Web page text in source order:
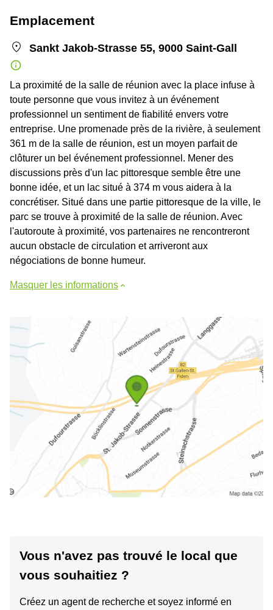
Emplacement
Sankt Jakob-Strasse 55, 9000 Saint-Gall
La proximité de la salle de réunion avec la place infuse à
toute personne que vous invitez à un événement
professionnel un sentiment de fiabilité envers votre
entreprise. Une promenade près de la rivière, à seulement
361 m de la salle de réunion, est un moyen parfait de
clôturer un bel événement professionnel. Mener des
discussions près d'un lac pittoresque semble être une
bonne idée, et un lac situé à 374 m vous aidera à la
concrétiser. Situé dans une partie pittoresque de la ville, le
parc se trouve à proximité de la salle de réunion. Avec
l'autoroute à proximité, vos partenaires ne rencontreront
aucun obstacle de circulation et arriveront aux
négociations de bonne humeur.
Masquer les informations
Vous n'avez pas trouvé le local que
vous souhaitiez ?
Créez un agent de recherche et soyez informé en